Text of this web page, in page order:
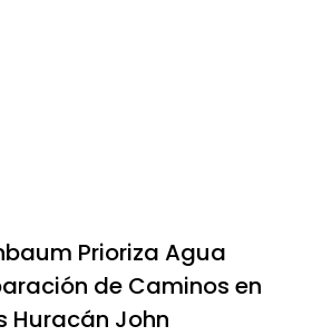
Prioriza Agua
de Caminos en
Huracán John